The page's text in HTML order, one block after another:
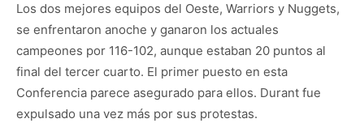
Los dos mejores equipos del Oeste, Warriors y Nuggets,
se enfrentaron anoche y ganaron los actuales
campeones por 116-102, aunque estaban 20 puntos al
final del tercer cuarto. El primer puesto en esta
Conferencia parece asegurado para ellos. Durant fue
expulsado una vez más por sus protestas.